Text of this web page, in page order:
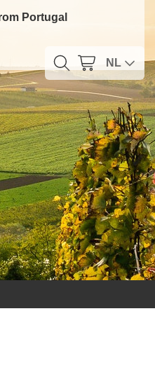
Portugal
NL